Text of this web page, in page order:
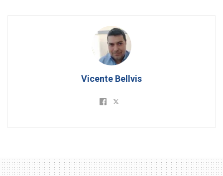
Vicente Bellvis